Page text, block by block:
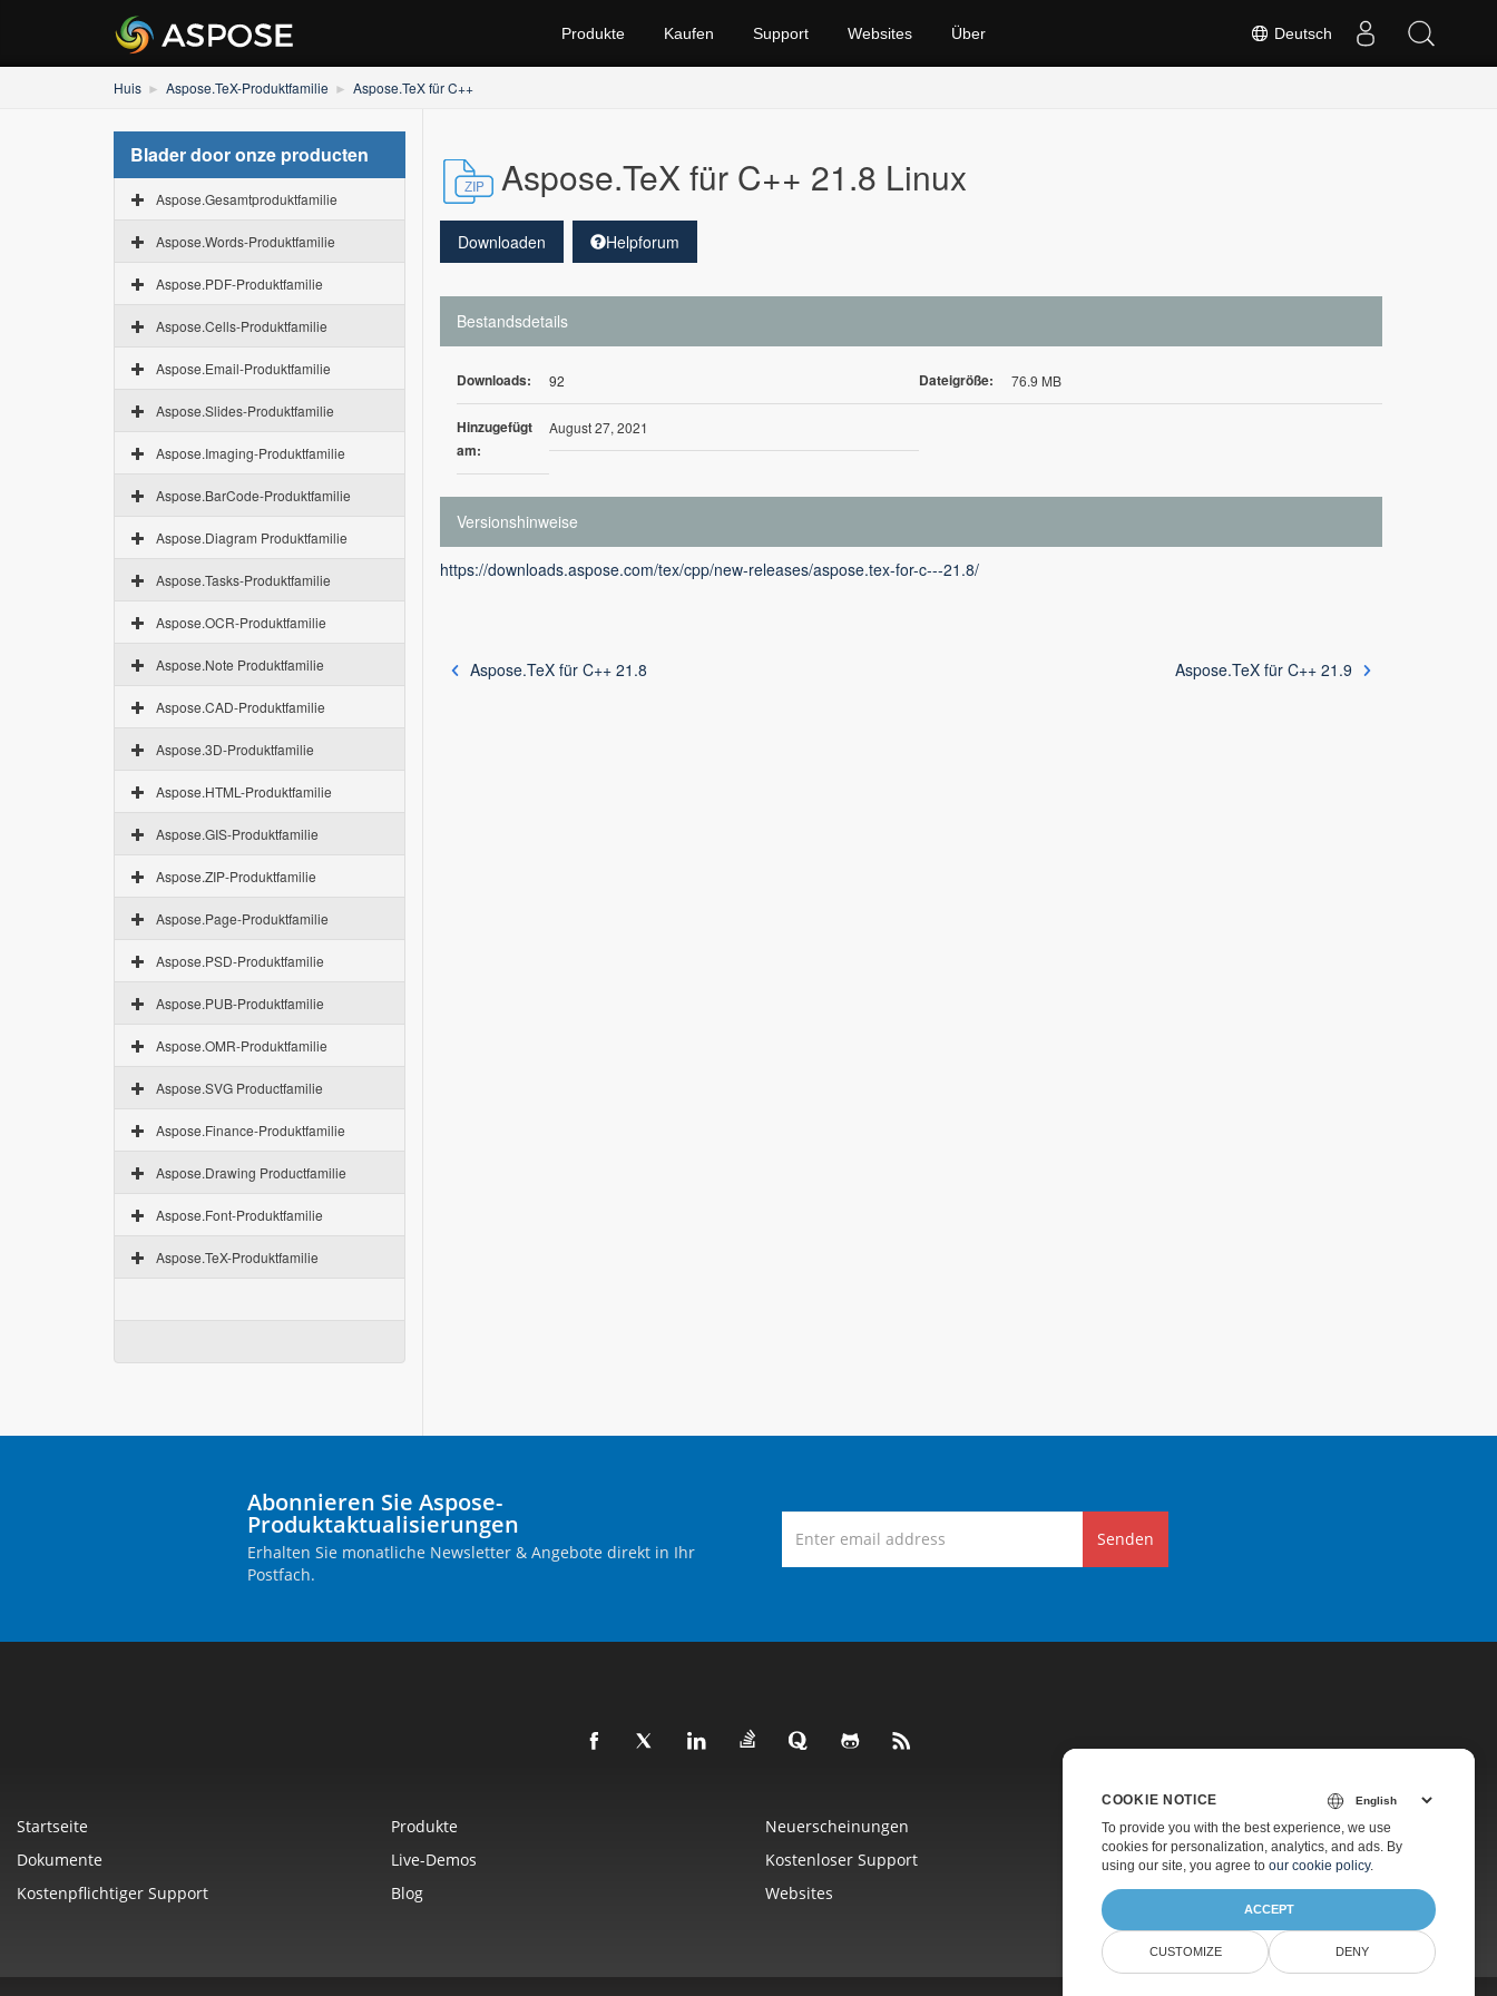
Deutsch
Produkte Kaufen Support Websites Über
Huis Aspose.TeX-Produktfamilie Aspose.TeX für C++
Blader door onze producten
Aspose.Gesamtproduktfamilie
Aspose.Words-Produktfamilie
Aspose.PDF-Produktfamilie
Aspose.Cells-Produktfamilie
Aspose.Email-Produktfamilie
Aspose.Slides-Produktfamilie
Aspose.Imaging-Produktfamilie
Aspose.BarCode-Produktfamilie
Aspose.Diagram Produktfamilie
Aspose.Tasks-Produktfamilie
Aspose.OCR-Produktfamilie
Aspose.Note Produktfamilie
Aspose.CAD-Produktfamilie
Aspose.3D-Produktfamilie
Aspose.HTML-Produktfamilie
Aspose.GIS-Produktfamilie
Aspose.ZIP-Produktfamilie
Aspose.Page-Produktfamilie
Aspose.PSD-Produktfamilie
Aspose.PUB-Produktfamilie
Aspose.OMR-Produktfamilie
Aspose.SVG Productfamilie
Aspose.Finance-Produktfamilie
Aspose.Drawing Productfamilie
Aspose.Font-Produktfamilie
Aspose.TeX-Produktfamilie
Aspose.TeX für C++ 21.8 Linux
Downloaden Helpforum
Bestandsdetails
Downloads: 92 Dateigröße: 76.9 MB
Hinzugefügt
am:
August 27, 2021
Versionshinweise
https://downloads.aspose.com/tex/cpp/new-releases/aspose.tex-for-c---21.8/
Aspose.TeX für C++ 21.8 Aspose.TeX für C++ 21.9
Abonnieren Sie Aspose-
Produktaktualisierungen
Erhalten Sie monatliche Newsletter & Angebote direkt in Ihr
Postfach.
Senden
Startseite Produkte Neuerscheinungen
Preise
Dokumente
Live-Demos Kostenloser Support
Kostenlose Beratung
Kostenpflichtiger Support
Blog Websites Über
COOKIE NOTICE
To provide you with the best experience, we use
cookies for personalization, analytics, and ads. By
using our site, you agree to our cookie policy.
ACCEPT
CUSTOMIZE DENY